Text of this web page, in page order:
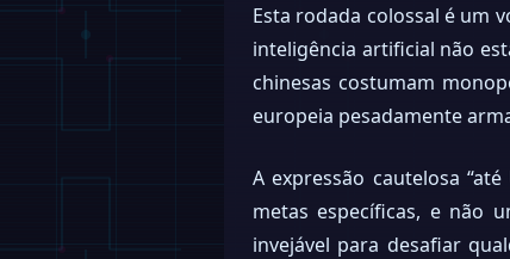
Esta rodada colossal é um
inteligência artificial não
chinesas costumam
europeia pesadamente
A expressão cautelosa
metas específicas, e não
invejável para desafiar